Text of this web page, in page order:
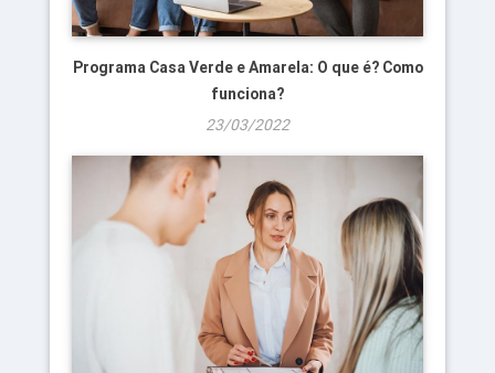
Programa Casa Verde e Amarela: O que é? Como
funciona?
23/03/2022